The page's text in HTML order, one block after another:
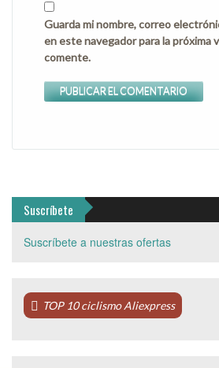
Guarda mi nombre, correo
en este navegador para la próxima
comente.
Suscríbete
Suscríbete a nuestras ofertas
TOP 10 ciclismo Aliexpress